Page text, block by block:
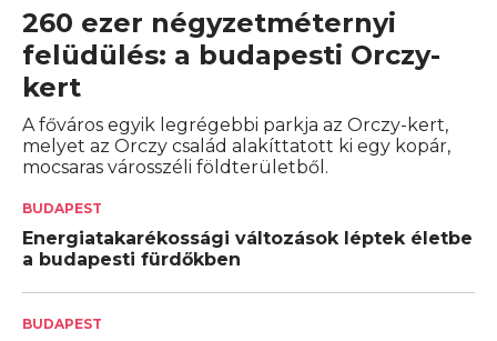
260 ezer négyzetméternyi
felüdülés: a budapesti Orczy-
kert
A főváros egyik legrégebbi parkja az Orczy-kert,
melyet az Orczy család alakíttatott ki egy kopár,
mocsaras városszéli földterületből.
BUDAPEST
Energiatakarékossági változások léptek életbe
a budapesti fürdőkben
BUDAPEST